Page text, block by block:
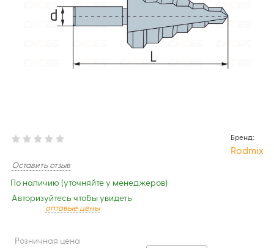
Бренд:
Rodmix
Оставить отзыв
По наличию (уточняйте у менеджеров)
Авторизуйтесь чтобы увидеть
оптовые цены
Розничная цена